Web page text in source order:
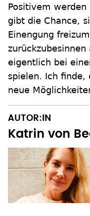
Positivem werden
gibt die Chance,
Einengung
eigentlich bei
spielen. Ich finde,
neue
AUTOR:IN
Katrin von